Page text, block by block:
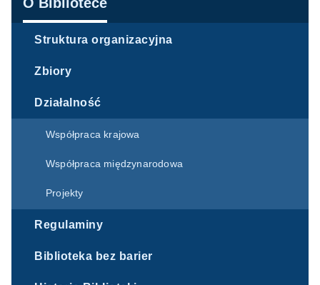
Struktura organizacyjna
Zbiory
Działalność
Współpraca krajowa
Współpraca międzynarodowa
Projekty
Regulaminy
Biblioteka bez barier